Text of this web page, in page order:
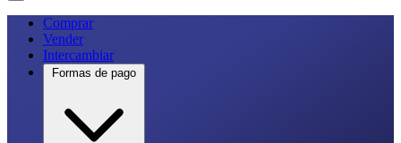
Comprar
Vender
Intercambiar
Formas de pago